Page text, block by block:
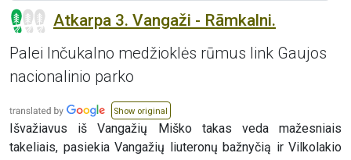
Atkarpa 3. Vangaži - Rāmkalni.
Palei Inčukalno medžioklės rūmus link Gaujos
nacionalinio parko
Show original
Išvažiavus iš Vangažių Miško takas veda mažesniais
takeliais, pasiekia Vangažių liuteronų bažnyčią ir Vilkolakio